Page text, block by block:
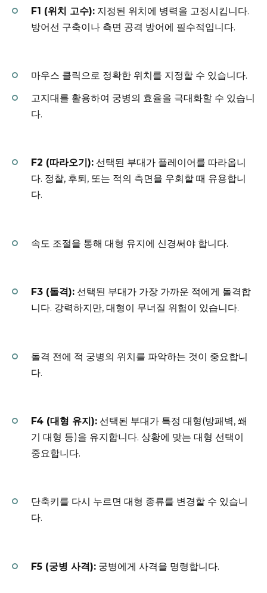
F1 (위치 고수): 지정된 위치에 병력을 고정시킵니다.
방어선 구축이나 측면 공격 방어에 필수적입니다.
마우스 클릭으로 정확한 위치를 지정할 수 있습니다.
고지대를 활용하여 궁병의 효율을 극대화할 수 있습니
다.
F2 (따라오기): 선택된 부대가 플레이어를 따라옵니
다. 정찰, 후퇴, 또는 적의 측면을 우회할 때 유용합니
다.
속도 조절을 통해 대형 유지에 신경써야 합니다.
F3 (돌격): 선택된 부대가 가장 가까운 적에게 돌격합
니다. 강력하지만, 대형이 무너질 위험이 있습니다.
돌격 전에 적 궁병의 위치를 파악하는 것이 중요합니
다.
F4 (대형 유지): 선택된 부대가 특정 대형(방패벽, 쐐
기 대형 등)을 유지합니다. 상황에 맞는 대형 선택이
중요합니다.
단축키를 다시 누르면 대형 종류를 변경할 수 있습니
다.
F5 (궁병 사격): 궁병에게 사격을 명령합니다.